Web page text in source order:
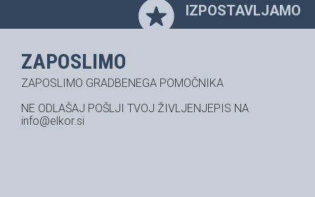
IZPOSTAVLJAMO
ZAPOSLIMO
ZAPOSLIMO GRADBENEGA POMOČNIKA
NE ODLAŠAJ POŠLJI TVOJ ŽIVLJENJEPIS NA
info@elkor.si